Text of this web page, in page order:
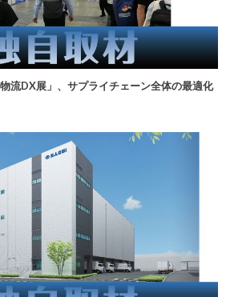
流DX展」、サプライチェーン全体の最適化